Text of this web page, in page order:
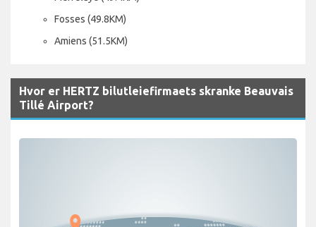
Fosses (49.8KM)
Amiens (51.5KM)
Hvor er HERTZ bilutleiefirmaets skranke Beauvais
Tillé Airport?